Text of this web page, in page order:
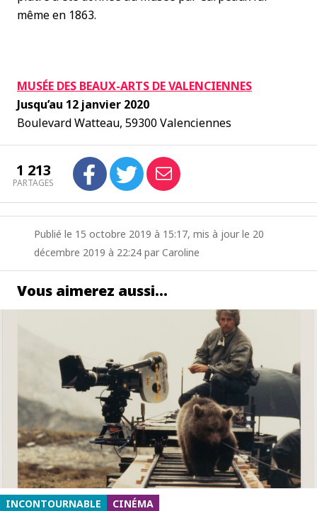
même en 1863.
MUSÉE DES BEAUX-ARTS DE VALENCIENNES
Jusqu’au 12 janvier 2020
Boulevard Watteau, 59300 Valenciennes
1 213
PARTAGES
Publié le 15 octobre 2019 à 15:17, mis à jour le 20
décembre 2019 à 22:24 par Caroline
Vous aimerez aussi…
INCONTOURNABLE CINÉMA